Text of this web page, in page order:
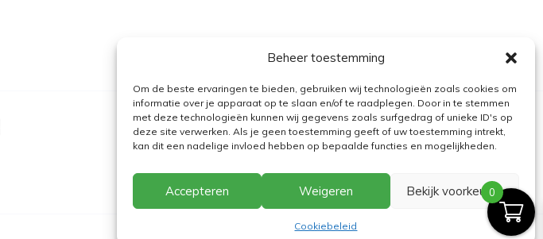
Beheer toestemming
Om de beste ervaringen te bieden, gebruiken wij technologieën zoals cookies om
informatie over je apparaat op te slaan en/of te raadplegen. Door in te stemmen
met deze technologieën kunnen wij gegevens zoals surfgedrag of unieke ID's op
deze site verwerken. Als je geen toestemming geeft of uw toestemming intrekt,
kan dit een nadelige invloed hebben op bepaalde functies en mogelijkheden.
Accepteren Weigeren Bekijk voorkeuren
Cookiebeleid
0